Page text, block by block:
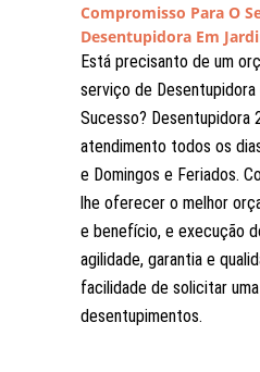
Compromisso Para O
Desentupidora Em
Está precisanto de um
serviço de Desentupidora
Sucesso? Desentupidora
atendimento todos os
e Domingos e Feriados.
lhe oferecer o melhor
e benefício, e execução
agilidade, garantia e
facilidade de solicitar
desentupimentos.